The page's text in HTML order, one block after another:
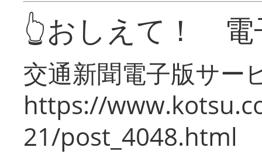
👆おしえて！ 電
交通新聞電子版サー
https://
21/post_4048.html